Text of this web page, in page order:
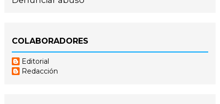
COLABORADORES
Editorial
Redacción